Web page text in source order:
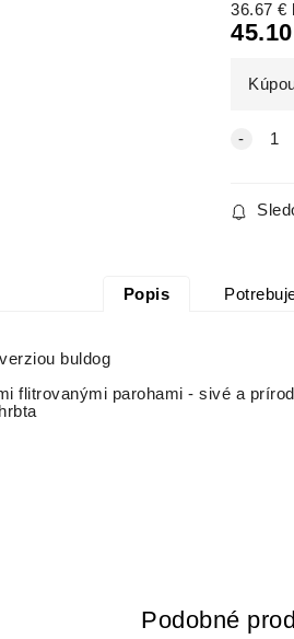
36.67 €
45.10
Popis
buldog
flitrovanými parohami - sivé a
Podobné